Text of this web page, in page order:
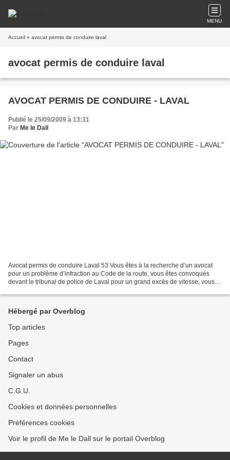
MENU
Accueil » avocat permis de conduire laval
avocat permis de conduire laval
AVOCAT PERMIS DE CONDUIRE - LAVAL
Publié le 25/09/2009 à 13:31
Par Me le Dall
Avocat permis de conduire Laval 53 Vous êtes à la recherche d’un avocat
pour un problème d’infraction au Code de la route, vous êtes convoqués
devant le tribunal de police de Laval pour un grand excès de vitesse, vous
Hébergé par Overblog
Top articles
Pages
Contact
Signaler un abus
C.G.U.
Cookies et données personnelles
Préférences cookies
Voir le profil de Me le Dall sur le portail Overblog